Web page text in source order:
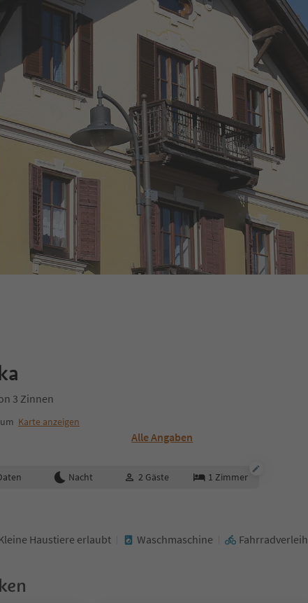
3 Zinnen
Karte anzeigen
Alle Angaben
Nacht 2 Gäste 1 Zimmer
Haustiere erlaubt Waschmaschine Fahrradverleih